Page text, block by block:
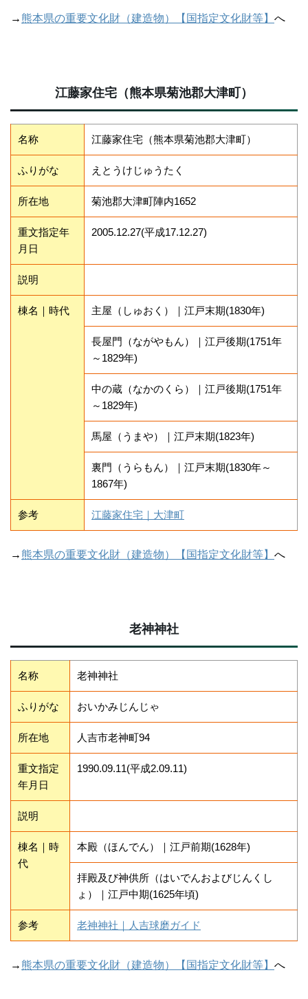
→ 熊本県の重要文化財（建造物）【国指定文化財等】 へ
江藤家住宅（熊本県菊池郡大津町）
名称 江藤家住宅（熊本県菊池郡大津町）
ふりがな えとうけじゅうたく
所在地 菊池郡大津町陣内1652
重文指定年
月日
2005.12.27(平成17.12.27)
説明
棟名｜時代 主屋（しゅおく）｜江戸末期(1830年)
長屋門（ながやもん）｜江戸後期(1751年
～1829年)
中の蔵（なかのくら）｜江戸後期(1751年
～1829年)
馬屋（うまや）｜江戸末期(1823年)
裏門（うらもん）｜江戸末期(1830年～
1867年)
参考 江藤家住宅｜大津町
→ 熊本県の重要文化財（建造物）【国指定文化財等】 へ
老神神社
名称 老神神社
ふりがな おいかみじんじゃ
所在地 人吉市老神町94
重文指定
年月日
1990.09.11(平成2.09.11)
説明
棟名｜時
代
本殿（ほんでん）｜江戸前期(1628年)
拝殿及び神供所（はいでんおよびじんくし
ょ）｜江戸中期(1625年頃)
参考 老神神社｜人吉球磨ガイド
→ 熊本県の重要文化財（建造物）【国指定文化財等】 へ